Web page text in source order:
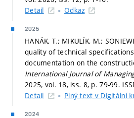
Detail
Odkaz
2025
HANÁK, T.; MIKULÍK, M.;
quality of technical
documentation on the
International Journal of
2025, vol. 18, iss. 8, p. 79-99.
Detail
Plný text v Digitální
2024